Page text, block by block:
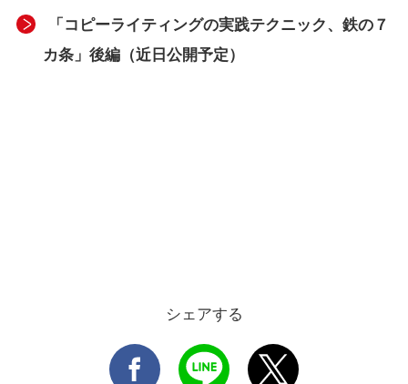
「コピーライティングの実践テクニック、鉄の７
カ条」後編（近日公開予定）
シェアする